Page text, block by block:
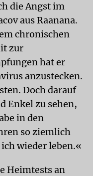
die Angst im
aus Raanana.
chronischen
zur
hat er
anzustecken.
Doch darauf
Enkel zu sehen,
in den
so ziemlich
wieder leben.«
Heimtests an